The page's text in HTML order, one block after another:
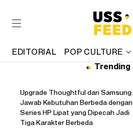
EDITORIAL POP CULTURE
Trending
Upgrade Thoughtful dari Samsung:
Jawab Kebutuhan Berbeda dengan
Series HP Lipat yang Dipecah Jadi
Tiga Karakter Berbeda